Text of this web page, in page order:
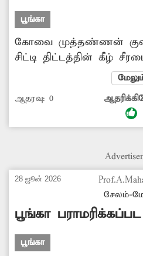
பூங்கா
கோவை முத்தண்ணன்
சிட்டி திட்டத்தின் கீழ்
பொதுமக்கள் அமர்ந்து
கிரானைட் கற்கள் மூலம்
அமைக்கப்பட்டு
தற்போது உடைந்து
அந்த இருக்கைகளை
சீரமைக்க அதிகாரிகள்
ஆதரவு: 0
28 ஜூன் 2026
சேலம்-
பூங்கா
பூங்கா